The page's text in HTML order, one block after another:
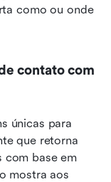
como ou onde
contato com
únicas para
que retorna
com base em
mostra aos